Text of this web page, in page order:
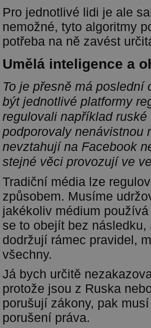
Pro jednotlivé lidi je ale
nemožné, tyto algoritmy
potřeba na ně zavést
Umělá inteligence a
To je přesně má
být jednotlivé platformy
regulovali například
podporovaly nenávistnou
nevztahují na Facebook
stejné věci provozují ve
Tradiční média lze
způsobem. Musíme
jakékoliv médium
se to obejít bez
dodržují rámec pravidel,
všechny.
Já bych určitě
protože jsou z Ruska
porušují zákony, pak
porušení práva.